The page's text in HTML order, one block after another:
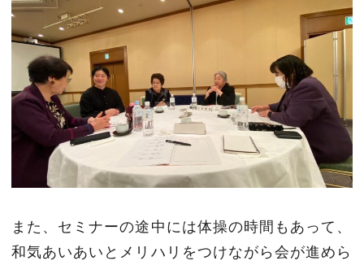
また、セミナーの途中には体操の時間もあって、
和気あいあいとメリハリをつけながら会が進めら